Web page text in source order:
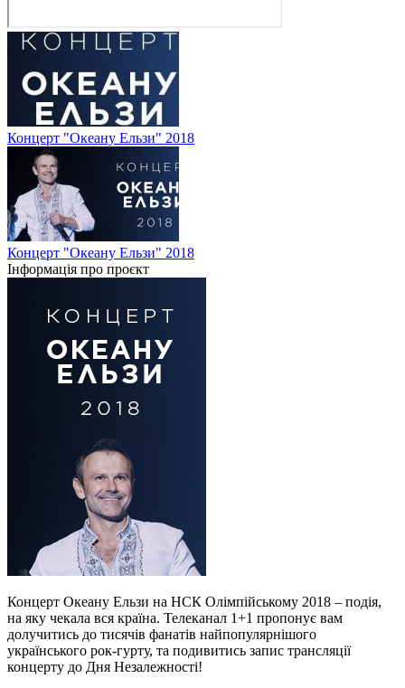
Концерт "Океану Ельзи" 2018
Концерт "Океану Ельзи" 2018
Інформація про проєкт
Концерт Океану Ельзи на НСК Олімпійському 2018 – подія,
на яку чекала вся країна. Телеканал 1+1 пропонує вам
долучитись до тисячів фанатів найпопулярнішого
українського рок-гурту, та подивитись запис трансляції
концерту до Дня Незалежності!